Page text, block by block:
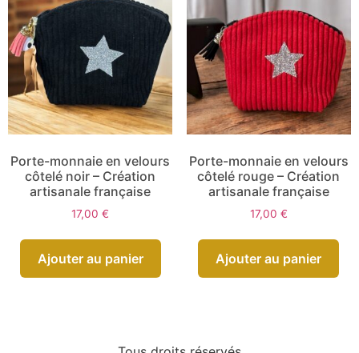
Porte-monnaie en velours
côtelé noir – Création
artisanale française
17,00€
Ajouter au panier
Porte-monnaie en velours
côtelé rouge – Création
artisanale française
17,00 €
Ajouter au panier